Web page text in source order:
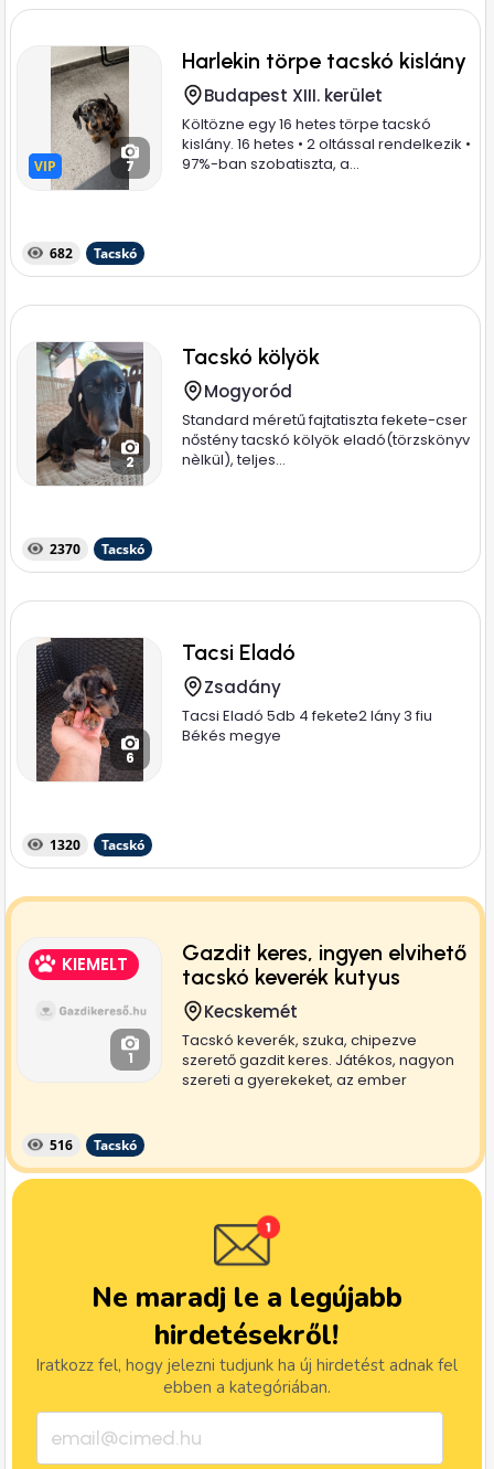
VIP
VIP 7
Harlekin törpe tacskó kislány
Budapest XIII. kerület
Költözne egy 16 hetes törpe tacskó
kislány. 16 hetes • 2 oltással rendelkezik •
97%-ban szobatiszta, a...
682 Tacskó
2
Tacskó kölyök
Mogyoród
Standard méretű fajtatiszta fekete-cser
nőstény tacskó kölyök eladó(törzskönyv
nèlkül), teljes...
2370 Tacskó
6
Tacsi Eladó
Zsadány
Tacsi Eladó 5db 4 fekete2 lány 3 fiu
Békés megye
1320 Tacskó
KIEMELT
1
Gazdit keres, ingyen elvihető
tacskó keverék kutyus
Kecskemét
Tacskó keverék, szuka, chipezve
szerető gazdit keres. Játékos, nagyon
szereti a gyerekeket, az ember
516 Tacskó
Ne maradj le a legújabb
hirdetésekről!
Iratkozz fel, hogy jelezni tudjunk ha új hirdetést adnak fel
ebben a kategóriában.